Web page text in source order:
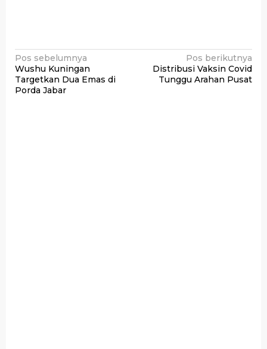
Navigasi
pos
Pos sebelumnya
Wushu Kuningan
Targetkan Dua Emas di
Porda Jabar
Pos berikutnya
Distribusi Vaksin Covid
Tunggu Arahan Pusat